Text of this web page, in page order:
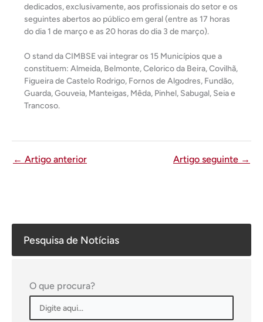
Pesquisa de Notícias
O que procura?
dedicados, exclusivamente, aos profissionais do setor e os
seguintes abertos ao público em geral (entre as 17 horas
do dia 1 de março e as 20 horas do dia 3 de março).
O stand da CIMBSE vai integrar os 15 Municípios que a
constituem: Almeida, Belmonte, Celorico da Beira, Covilhã,
Figueira de Castelo Rodrigo, Fornos de Algodres, Fundão,
Guarda, Gouveia, Manteigas, Mêda, Pinhel, Sabugal, Seia e
Trancoso.
← Artigo anterior Artigo seguinte →